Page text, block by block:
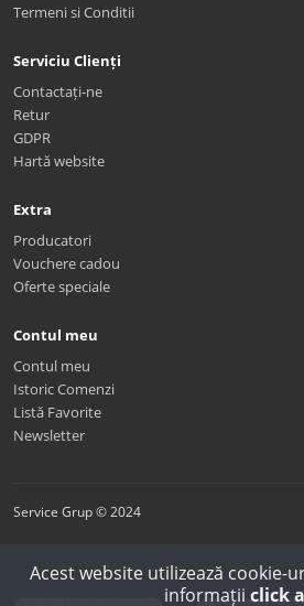
Termeni si Conditii
Serviciu Clienți
Contactați-ne
Retur
GDPR
Hartă website
Extra
Producatori
Vouchere cadou
Oferte speciale
Contul meu
Contul meu
Istoric Comenzi
Listă Favorite
Newsletter
Service Grup © 2024
Acest website utilizează cookie-
informații click